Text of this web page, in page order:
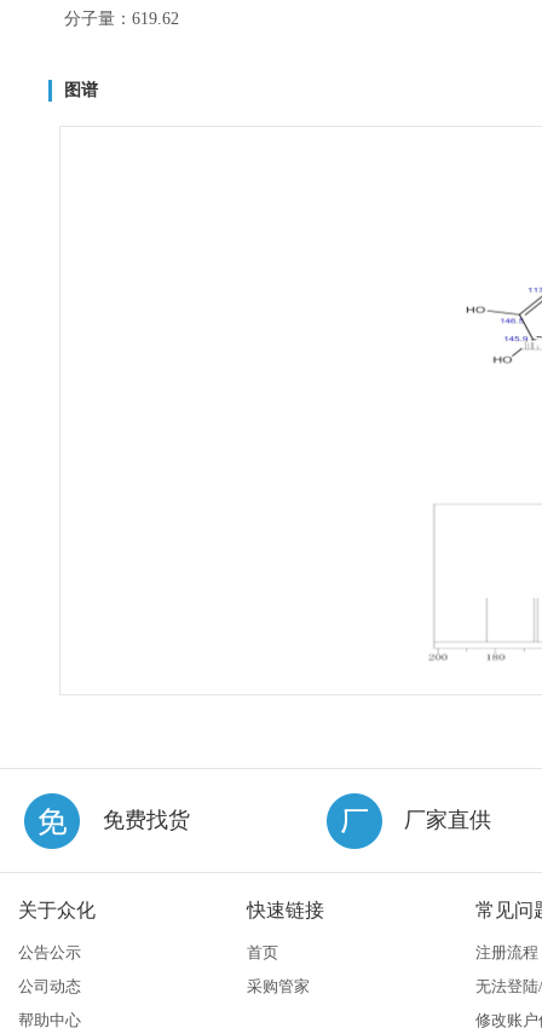
分子量：619.62
图谱
免费找货 厂家直供
关于众化
公告公示
公司动态
帮助中心
快速链接
首页
采购管家
常见问
注册流程
无法登
修改账户